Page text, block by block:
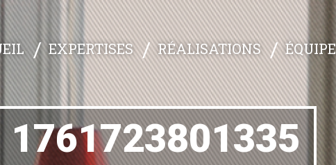
EXPERTISES RÉALISATIONS ÉQUIPE
1761723801335